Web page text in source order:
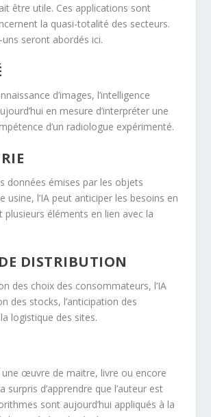
être utile. Ces applications sont
la quasi-totalité des secteurs.
uns seront abordés ici.
d’images, l’intelligence
en mesure d’interpréter une
d’un radiologue expérimenté.
données émises par les objets
usine, l’IA peut anticiper les besoins en
plusieurs éléments en lien avec la
DISTRIBUTION
des choix des consommateurs, l’IA
des stocks, l’anticipation des
logistique des sites.
œuvre de maitre, livre ou encore
surpris d’apprendre que l’auteur est
sont aujourd’hui appliqués à la